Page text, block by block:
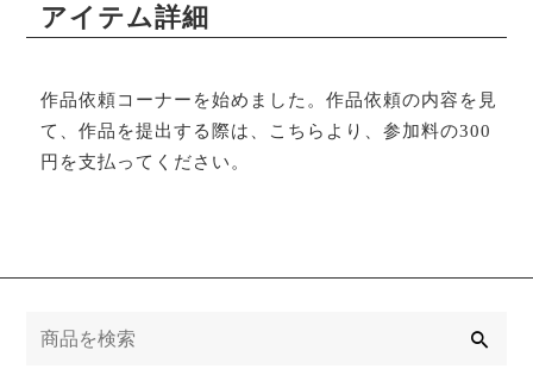
アイテム詳細
作品依頼コーナーを始めました。作品依頼の内容を見
て、作品を提出する際は、こちらより、参加料の300
円を支払ってください。